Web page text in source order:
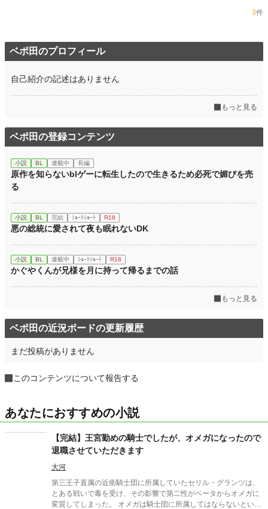
3件
ベポ田のプロフィール
自己紹介の記述はありません
もっと見る
ベポ田の登録コンテンツ
小説 BL 連載中 長編
原作を知らないblゲーに転生したので生きるため必死で媚びを売
る
小説 BL 完結 ｼｮｰﾄｼｮｰﾄ R18
悪の総統に愛されて夜も眠れないDK
小説 BL 連載中 ｼｮｰﾄｼｮｰﾄ R18
かぐやくんが兄様を月に持って帰るまでの話
もっと見る
ベポ田の近況ボードの更新履歴
まだ投稿がありません
このコンテンツについて報告する
あなたにおすすめの小説
【完結】王宮勤めの騎士でしたが、オメガになったので
退職させていただきます
大河
第三王子直属の近衛騎士団に所属していたセリル・グランツは、
とある戦いで毒を受け、その影響で第二性がベータからオメガに
変質してしまった。 オメガは騎士団に所属してはならないという